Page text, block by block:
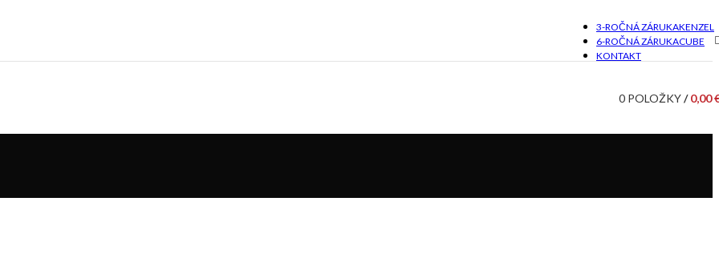
3-ROČNÁ ZÁRUKAKENZEL
6-ROČNÁ ZÁRUKACUBE
KONTAKT
0 POLOŽKY/ 0,00